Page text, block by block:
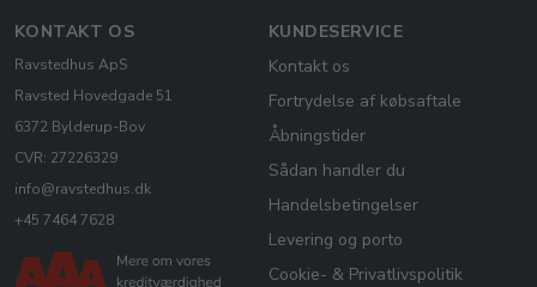
KONTAKT OS
Ravstedhus ApS
Ravsted Hovedgade 51
6372 Bylderup-Bov
CVR: 27226329
info@ravstedhus.dk
+45 7464 7628
KUNDESERVICE
Kontakt os
Fortrydelse af købsaftale
Åbningstider
Sådan handler du
Handelsbetingelser
Levering og porto
Cookie- & Privatlivspolitik